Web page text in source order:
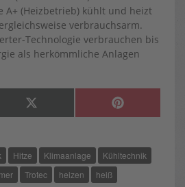
A+ (Heizbetrieb) kühlt und heizt
verbrauchsarm.
Technologie verbrauchen bis
als herkömmliche Anlagen
SHARE
X
(
T
E
R
)
SHARE
P
I
R
E
S
Hitze Klimaanlage
Kühltechnik
Trotec heizen heiß